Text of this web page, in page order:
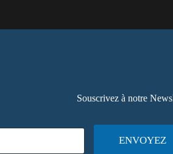
Souscrivez à notre
ENVOYEZ